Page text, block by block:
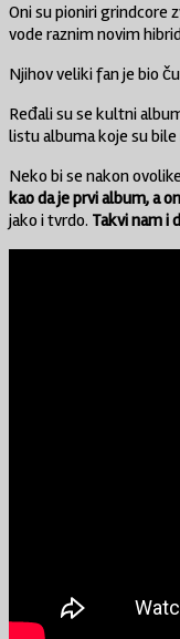
Oni su pioniri grindcore
vode raznim novim
Njihov veliki fan je bio
Ređali su se kultni
listu albuma koje su
Neko bi se nakon
kao da je prvi album, a
jako i tvrdo. Takvi nam i